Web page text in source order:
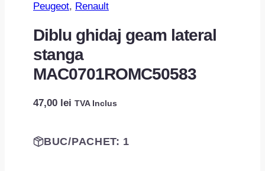
Peugeot, Renault
Diblu ghidaj geam lateral
stanga
MAC0701ROMC50583
47,00 lei TVA Inclus
BUC/PACHET: 1